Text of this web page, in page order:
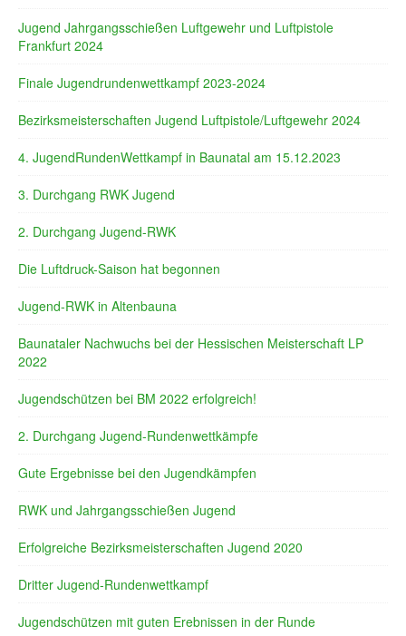
Jugend Jahrgangsschießen Luftgewehr und Luftpistole
Frankfurt 2024
Finale Jugendrundenwettkampf 2023-2024
Bezirksmeisterschaften Jugend Luftpistole/Luftgewehr 2024
4. JugendRundenWettkampf in Baunatal am 15.12.2023
3. Durchgang RWK Jugend
2. Durchgang Jugend-RWK
Die Luftdruck-Saison hat begonnen
Jugend-RWK in Altenbauna
Baunataler Nachwuchs bei der Hessischen Meisterschaft LP
2022
Jugendschützen bei BM 2022 erfolgreich!
2. Durchgang Jugend-Rundenwettkämpfe
Gute Ergebnisse bei den Jugendkämpfen
RWK und Jahrgangsschießen Jugend
Erfolgreiche Bezirksmeisterschaften Jugend 2020
Dritter Jugend-Rundenwettkampf
Jugendschützen mit guten Erebnissen in der Runde